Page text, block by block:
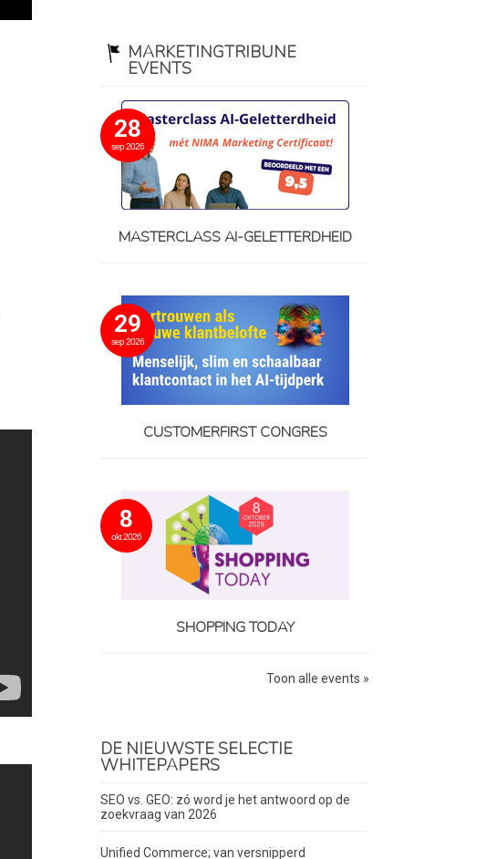
MARKETINGTRIBUNE
EVENTS
28
sep 2026
MASTERCLASS AI-GELETTERDHEID
29
sep 2026
CUSTOMERFIRST CONGRES
8
okt 2026
SHOPPING TODAY
Toon alle events »
DE NIEUWSTE SELECTIE
WHITEPAPERS
SEO vs. GEO: zó word je het antwoord op de
zoekvraag van 2026
Unified Commerce; van versnipperd